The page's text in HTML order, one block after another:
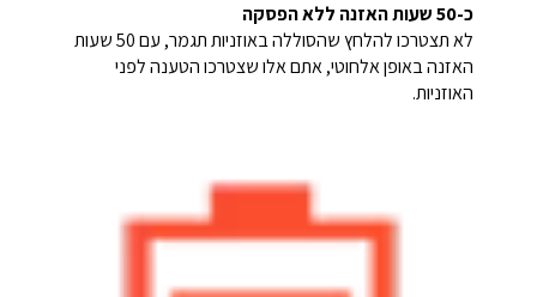
כ-50 שעות האזנה ללא הפסקה
לא תצטרכו להלחץ שהסוללה באוזניות תגמר, עם 50 שעות
האזנה באופן אלחוטי, אתם אלו שצטרכו הטענה לפני
האוזניות.